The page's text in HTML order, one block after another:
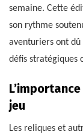
semaine. Cette
son rythme
aventuriers ont dû
défis stratégiques
jeu
Les reliques et